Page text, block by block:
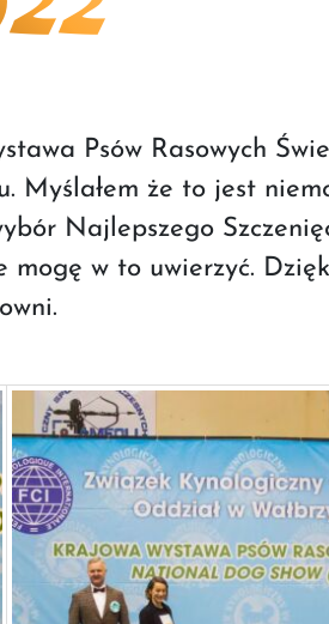
Psów Rasowych
Myślałem że to jest
Najlepszego
w to uwierzyć.